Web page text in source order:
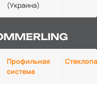
(Украина)
Профильная
система